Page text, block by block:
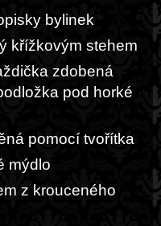
bylinek
křížkovým stehem
zdobená
pod horké
pomocí tvořítka
mýdlo
z krouceného